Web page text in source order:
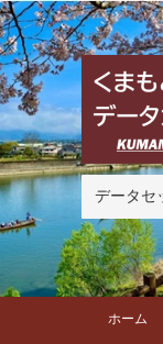
ホーム